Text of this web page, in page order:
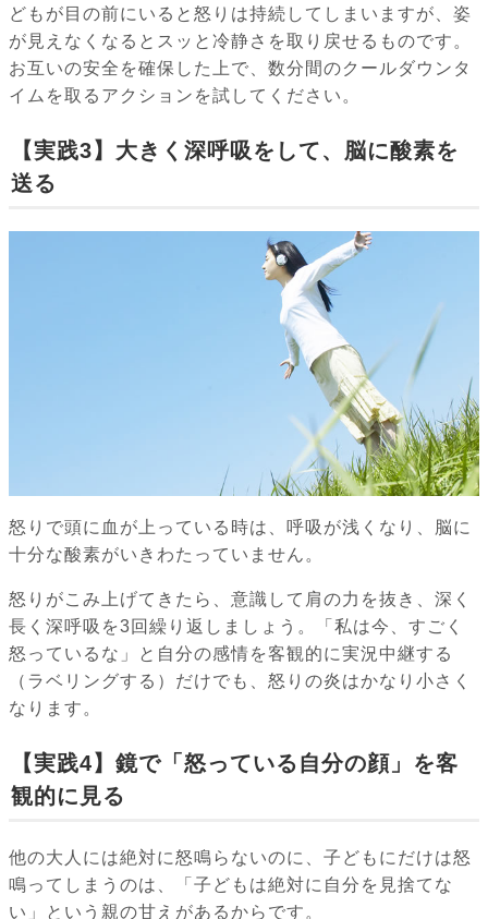
どもが目の前にいると怒りは持続してしまいますが、姿
が見えなくなるとスッと冷静さを取り戻せるものです。
お互いの安全を確保した上で、数分間のクールダウンタ
イムを取るアクションを試してください。
【実践3】大きく深呼吸をして、脳に酸素を
送る
怒りで頭に血が上っている時は、呼吸が浅くなり、脳に
十分な酸素がいきわたっていません。
怒りがこみ上げてきたら、意識して肩の力を抜き、深く
長く深呼吸を3回繰り返しましょう。「私は今、すごく
怒っているな」と自分の感情を客観的に実況中継する
（ラベリングする）だけでも、怒りの炎はかなり小さく
なります。
【実践4】鏡で「怒っている自分の顔」を客
観的に見る
他の大人には絶対に怒鳴らないのに、子どもにだけは怒
鳴ってしまうのは、「子どもは絶対に自分を見捨てな
い」という親の甘えがあるからです。